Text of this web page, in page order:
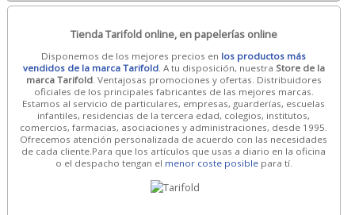
Tienda Tarifold online, en papelerías online
Disponemos de los mejores precios en los productos más
vendidos de la marca Tarifold. A tu disposición, nuestra Store de la
marca Tarifold. Ventajosas promociones y ofertas. Distribuidores
oficiales de los principales fabricantes de las mejores marcas.
Estamos al servicio de particulares, empresas, guarderías, escuelas
infantiles, residencias de la tercera edad, colegios, institutos,
comercios, farmacias, asociaciones y administraciones, desde 1995.
Ofrecemos atención personalizada de acuerdo con las necesidades
de cada cliente.Para que los artículos que usas a diario en la oficina
o el despacho tengan el menor coste posiblepara tí.